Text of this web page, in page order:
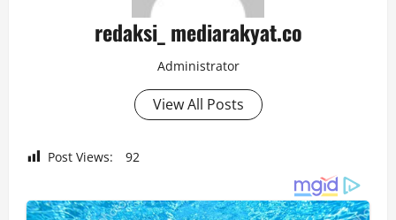
redaksi_ mediarakyat.co
Administrator
View All Posts
Post Views: 92